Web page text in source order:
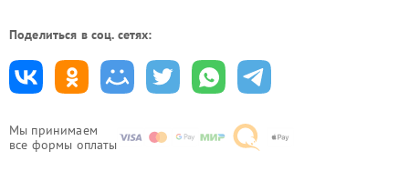
Мы принимаем
все формы оплаты
Поделиться в соц. сетях: